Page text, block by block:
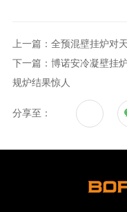
上一篇：全预混壁挂炉对
下一篇：博诺安冷凝壁挂
规炉结果惊人
分享至：